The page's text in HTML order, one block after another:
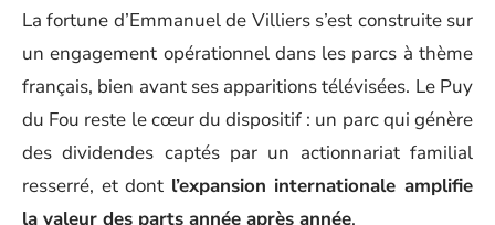
La fortune d’Emmanuel de Villiers s’est construite sur
un engagement opérationnel dans les parcs à thème
français, bien avant ses apparitions télévisées. Le Puy
du Fou reste le cœur du dispositif : un parc qui génère
des dividendes captés par un actionnariat familial
resserré, et dont l’expansion internationale amplifie
la valeur des parts année après année.